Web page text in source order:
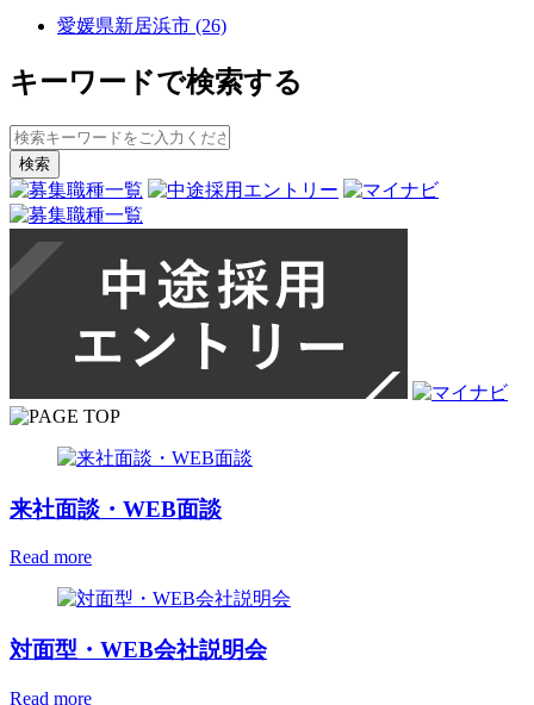
愛媛県新居浜市 (26)
キーワードで検索する
来社面談・WEB面談
Read more
対面型・WEB会社説明会
Read more